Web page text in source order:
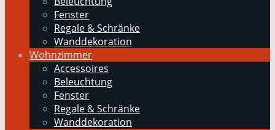
Fenster
Regale & Schränke
Wanddekoration
Wohnzimmer
Accessoires
Beleuchtung
Fenster
Regale & Schränke
Wanddekoration